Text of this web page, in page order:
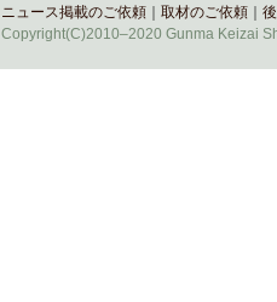
ニュース掲載のご依頼
取材のご依頼
Copyright(C)2010–2020 Gunma Keizai